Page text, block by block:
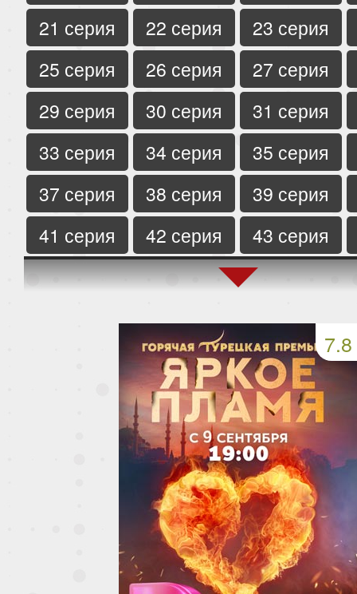
21 серия
22 серия
23 серия
25 серия
26 серия
27 серия
29 серия
30 серия
31 серия
33 серия
34 серия
35 серия
37 серия
38 серия
39 серия
41 серия
42 серия
43 серия
45 серия
46 серия
47 серия
50 серия
51 серия
54 серия
55 серия
58 серия
59 серия
62 серия
63 серия
66 серия
67 серия
70 серия
71 серия
74 серия
75 серия
7.8